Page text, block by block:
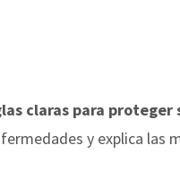
claras para proteger
y explica las